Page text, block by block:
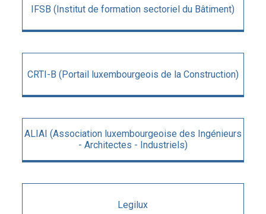
IFSB (Institut de formation sectoriel du Bâtiment)
CRTI-B (Portail luxembourgeois de la Construction)
ALIAI (Association luxembourgeoise des Ingénieurs
- Architectes - Industriels)
Legilux